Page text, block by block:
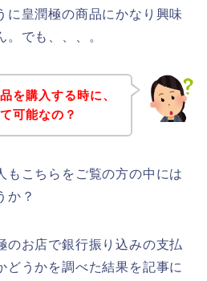
に皇潤極の商品にかなり興味
でも、、、。
を購入する時に、
可能なの？
もこちらをご覧の方の中には
か？
のお店で銀行振り込みの支払
どうかを調べた結果を記事に